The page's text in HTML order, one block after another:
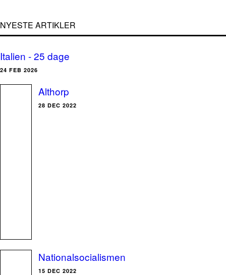
NYESTE ARTIKLER
Italien - 25 dage
24 FEB 2026
Althorp
28 DEC 2022
Nationalsocialismen
15 DEC 2022